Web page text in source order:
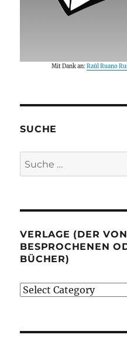
Mit Dank an:Raúl Ruano
SUCHE
Suche
nach:
VERLAGE (DER
BESPROCHENEN
BÜCHER)
Verlage